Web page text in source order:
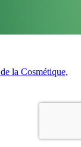
la Cosmétique,